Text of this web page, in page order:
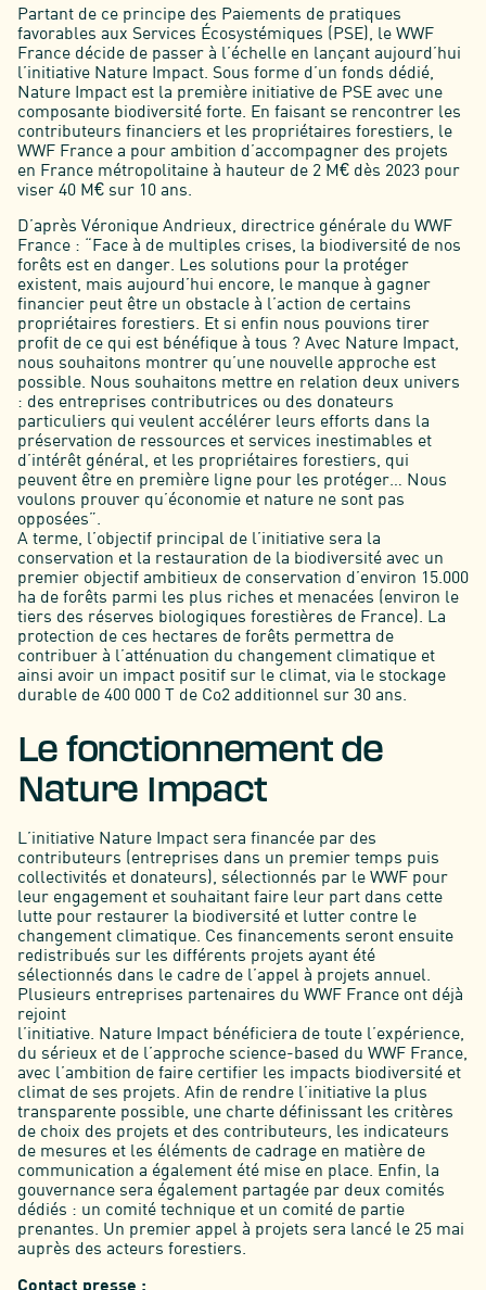
Partant de ce principe des Paiements de pratiques
favorables aux Services Écosystémiques (PSE), le WWF
France décide de passer à l’échelle en lançant aujourd’hui
l’initiative Nature Impact. Sous forme d’un fonds dédié,
Nature Impact est la première initiative de PSE avec une
composante biodiversité forte. En faisant se rencontrer les
contributeurs financiers et les propriétaires forestiers, le
WWF France a pour ambition d’accompagner des projets
en France métropolitaine à hauteur de 2 M€ dès 2023 pour
viser 40 M€ sur 10 ans.
D’après Véronique Andrieux, directrice générale du WWF
France : “Face à de multiples crises, la biodiversité de nos
forêts est en danger. Les solutions pour la protéger
existent, mais aujourd’hui encore, le manque à gagner
financier peut être un obstacle à l’action de certains
propriétaires forestiers. Et si enfin nous pouvions tirer
profit de ce qui est bénéfique à tous ? Avec Nature Impact,
nous souhaitons montrer qu’une nouvelle approche est
possible. Nous souhaitons mettre en relation deux univers
: des entreprises contributrices ou des donateurs
particuliers qui veulent accélérer leurs efforts dans la
préservation de ressources et services inestimables et
d’intérêt général, et les propriétaires forestiers, qui
peuvent être en première ligne pour les protéger… Nous
voulons prouver qu’économie et nature ne sont pas
opposées”.
A terme, l’objectif principal de l’initiative sera la
conservation et la restauration de la biodiversité avec un
premier objectif ambitieux de conservation d’environ 15.000
ha de forêts parmi les plus riches et menacées (environ le
tiers des réserves biologiques forestières de France). La
protection de ces hectares de forêts permettra de
contribuer à l’atténuation du changement climatique et
ainsi avoir un impact positif sur le climat, via le stockage
durable de 400 000 T de Co2 additionnel sur 30 ans.
Le fonctionnement de
Nature Impact
L’initiative Nature Impact sera financée par des
contributeurs (entreprises dans un premier temps puis
collectivités et donateurs), sélectionnés par le WWF pour
leur engagement et souhaitant faire leur part dans cette
lutte pour restaurer la biodiversité et lutter contre le
changement climatique. Ces financements seront ensuite
redistribués sur les différents projets ayant été
sélectionnés dans le cadre de l’appel à projets annuel.
Plusieurs entreprises partenaires du WWF France ont déjà
rejoint
l’initiative. Nature Impact bénéficiera de toute l’expérience,
du sérieux et de l’approche science-based du WWF France,
avec l’ambition de faire certifier les impacts biodiversité et
climat de ses projets. Afin de rendre l’initiative la plus
transparente possible, une charte définissant les critères
de choix des projets et des contributeurs, les indicateurs
de mesures et les éléments de cadrage en matière de
communication a également été mise en place. Enfin, la
gouvernance sera également partagée par deux comités
dédiés : un comité technique et un comité de partie
prenantes. Un premier appel à projets sera lancé le 25 mai
auprès des acteurs forestiers.
Contact presse :